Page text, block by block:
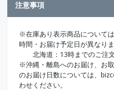
注意事項
※在庫あり表示商品について
時間・お届け予定日が異なりま
北海道：13時までのご注
※沖縄・離島へのお届け、お
のお届け日数については、
わせください。